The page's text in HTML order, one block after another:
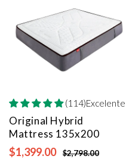
(114)Excelente
Original Hybrid
Mattress 135x200
$1,399.00 $2,798.00